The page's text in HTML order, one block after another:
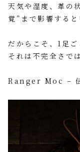
天気や湿度、革の
覚”まで影響すると
だからこそ、1足ご
それは不完全さで
Ranger Moc – 伝